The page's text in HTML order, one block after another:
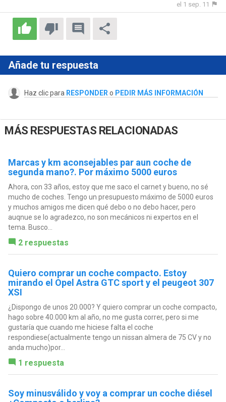
el 1 sep. 11
Añade tu respuesta
Haz clic para RESPONDER o PEDIR MÁS INFORMACIÓN
MÁS RESPUESTAS RELACIONADAS
Marcas y km aconsejables par aun coche de
segunda mano?. Por máximo 5000 euros
Ahora, con 33 años, estoy que me saco el carnet y bueno, no sé
mucho de coches. Tengo un presupuesto máximo de 5000 euros
y muchos amigos me dicen qué debo o no debo hacer, pero
auqnue se lo agradezco, no son mecánicos ni expertos en el
tema. Busco...
2 respuestas
Quiero comprar un coche compacto. Estoy
mirando el Opel Astra GTC sport y el peugeot 307
XSI
¿Dispongo de unos 20.000? Y quiero comprar un coche compacto,
hago sobre 40.000 km al año, no me gusta correr, pero si me
gustaría que cuando me hiciese falta el coche
respondiese(actualmente tengo un nissan almera de 75 CV y no
anda mucho)por...
1 respuesta
Soy minusválido y voy a comprar un coche diésel